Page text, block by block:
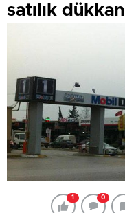
satılık dükkan
1 0